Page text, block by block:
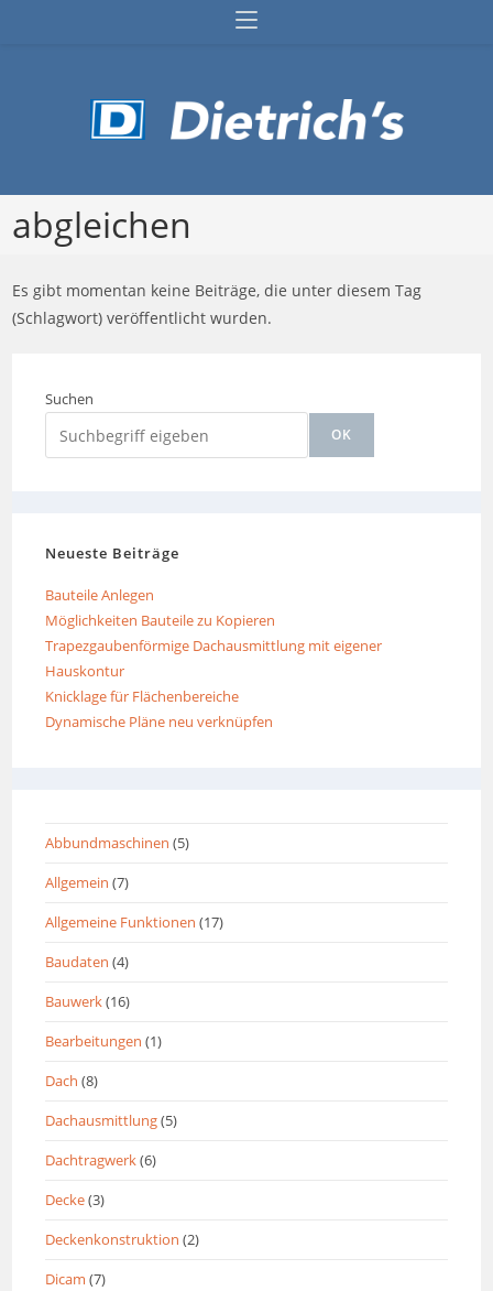
abgleichen
Es gibt momentan keine Beiträge, die unter diesem Tag
(Schlagwort) veröffentlicht wurden.
Suchen
OK
Neueste Beiträge
Bauteile Anlegen
Möglichkeiten Bauteile zu Kopieren
Trapezgaubenförmige Dachausmittlung mit eigener
Hauskontur
Knicklage für Flächenbereiche
Dynamische Pläne neu verknüpfen
Abbundmaschinen (5)
Allgemein (7)
Allgemeine Funktionen (17)
Baudaten (4)
Bauwerk(16)
Bearbeitungen (1)
Dach (8)
Dachausmittlung(5)
Dachtragwerk(6)
Decke(3)
Deckenkonstruktion (2)
Dicam (7)